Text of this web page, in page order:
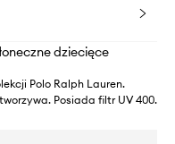
dziecięce
Polo Ralph Lauren.
Posiada filtr UV 400.